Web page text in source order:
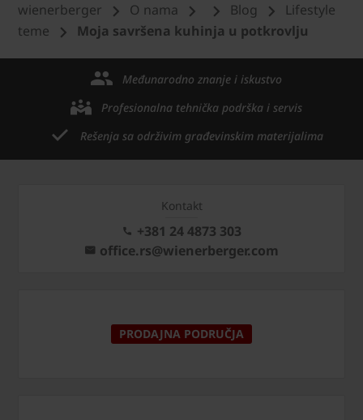
wienerberger O nama Blog
Lifestyle
teme
Moja savršena kuhinja u potkrovlju
Međunarodno znanje i iskustvo
Profesionalna tehnička podrška i servis
Rešenja sa održivim građevinskim materijalima
Kontakt
+381 24 4873 303
office.rs@wienerberger.com
PRODAJNA PODRUČJA